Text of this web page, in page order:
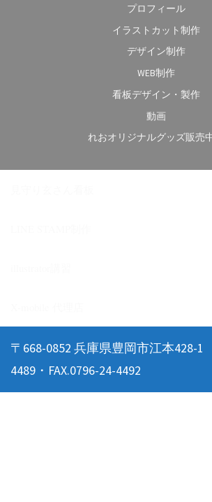
プロフィール
イラストカット制作
デザイン制作
WEB制作
看板デザイン・製作
動画
れおオリジナルグッズ販売
〒668-0852 兵庫県豊岡市江本428-1
4489・FAX.0796-24-4492